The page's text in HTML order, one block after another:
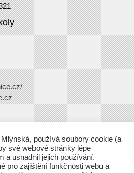
používá soubory cookie (a
své webové stránky lépe
a usnadnil jejich používání.
pro zajištění funkčnosti webu a